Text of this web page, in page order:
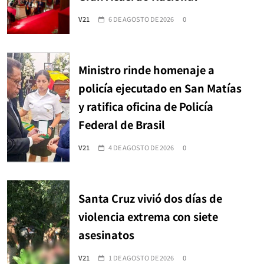
V21 6 DE AGOSTO DE 2026 0
Ministro rinde homenaje a
policía ejecutado en San Matías
y ratifica oficina de Policía
Federal de Brasil
V21 4 DE AGOSTO DE 2026 0
Santa Cruz vivió dos días de
violencia extrema con siete
asesinatos
V21 1 DE AGOSTO DE 2026 0